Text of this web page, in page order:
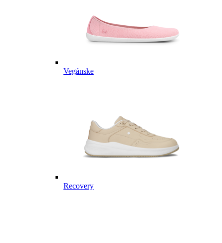
Vegánske
Recovery